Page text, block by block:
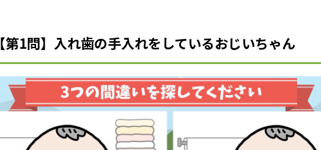
【第1問】入れ歯の手入れをしているおじいちゃん